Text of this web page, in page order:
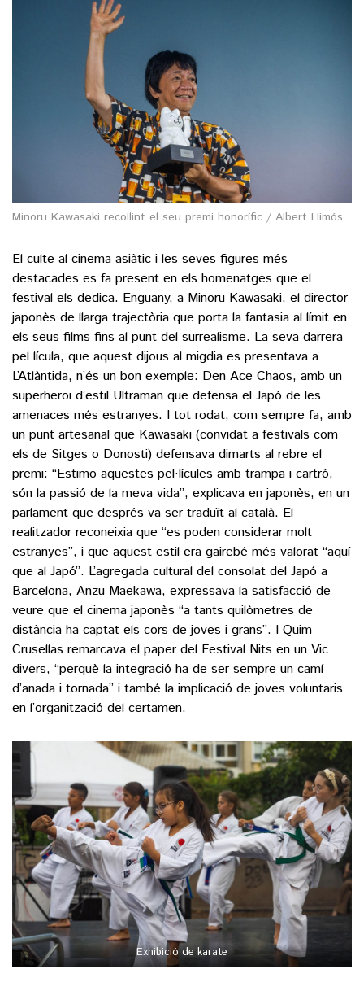
Minoru Kawasaki recollint el seu premi honorífic / Albert Llimós
El culte al cinema asiàtic i les seves figures més
destacades es fa present en els homenatges que el
festival els dedica. Enguany, a Minoru Kawasaki, el director
japonès de llarga trajectòria que porta la fantasia al límit en
els seus films fins al punt del surrealisme. La seva darrera
pel·lícula, que aquest dijous al migdia es presentava a
L’Atlàntida, n’és un bon exemple: Den Ace Chaos, amb un
superheroi d’estil Ultraman que defensa el Japó de les
amenaces més estranyes. I tot rodat, com sempre fa, amb
un punt artesanal que Kawasaki (convidat a festivals com
els de Sitges o Donosti) defensava dimarts al rebre el
premi: “Estimo aquestes pel·lícules amb trampa i cartró,
són la passió de la meva vida”, explicava en japonès, en un
parlament que després va ser traduït al català. El
realitzador reconeixia que “es poden considerar molt
estranyes”, i que aquest estil era gairebé més valorat “aquí
que al Japó”. L’agregada cultural del consolat del Japó a
Barcelona, Anzu Maekawa, expressava la satisfacció de
veure que el cinema japonès “a tants quilòmetres de
distància ha captat els cors de joves i grans”. I Quim
Crusellas remarcava el paper del Festival Nits en un Vic
divers, “perquè la integració ha de ser sempre un camí
d’anada i tornada” i també la implicació de joves voluntaris
en l’organització del certamen.
Exhibició de karate